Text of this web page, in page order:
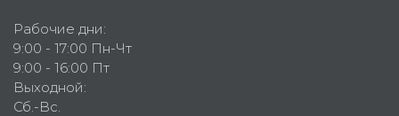
Рабочие дни:
9:00 - 17:00 Пн-Чт
9:00 - 16:00 Пт
Выходной:
Сб.-Вс.